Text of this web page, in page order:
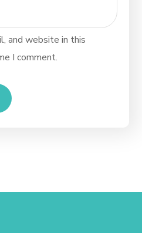
and website in this
I comment.